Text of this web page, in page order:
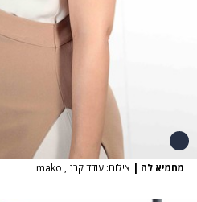
מחמיא לה | צילום: עודד קרני, mako